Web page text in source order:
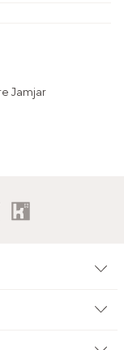
Jamjar